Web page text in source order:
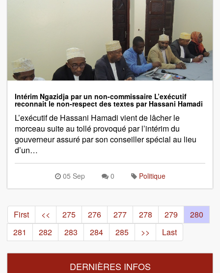
Intérim Ngazidja par un non-commissaire L’exécutif
reconnait le non-respect des textes par Hassani Hamadi
L’exécutif de Hassani Hamadi vient de lâcher le
morceau suite au tollé provoqué par l’intérim du
gouverneur assuré par son conseiller spécial au lieu
d’un…
05 Sep 0 Politique
First << 275 276 277 278 279
280
281
282 283 284 285 >> Last
DERNIÈRES INFOS